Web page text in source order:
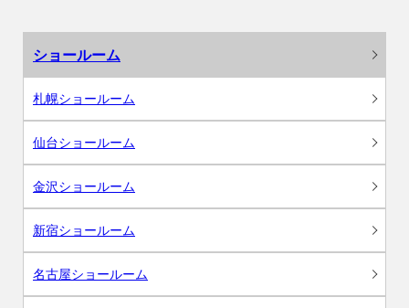
ショールーム
札幌ショールーム
仙台ショールーム
金沢ショールーム
新宿ショールーム
名古屋ショールーム